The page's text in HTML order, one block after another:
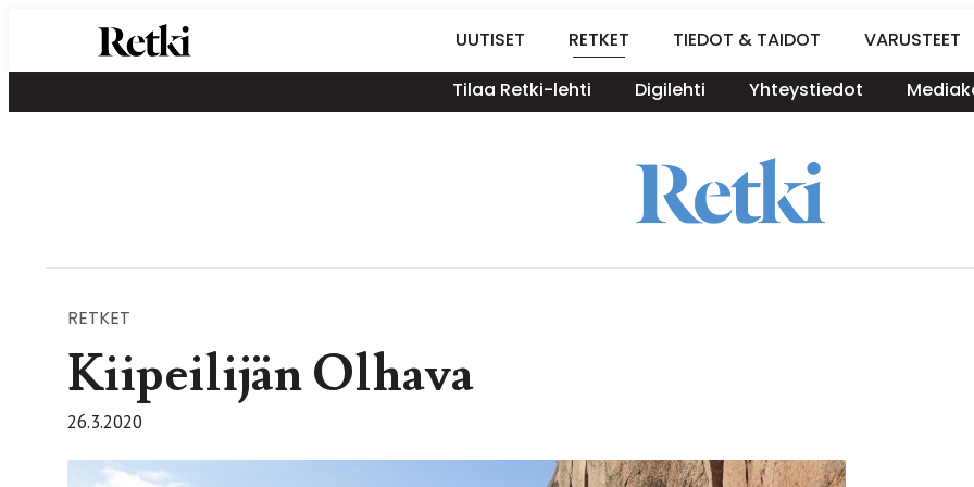
sisältöön
Retki-lehti
Retkeily,
vaellus,
UUTISET RETKET TIEDOT & TAIDOT VARUSTEET
Tilaa Retki-lehti
Digilehti Yhteystiedot
RETKET
Kiipeilijän Olhava
26.3.2020